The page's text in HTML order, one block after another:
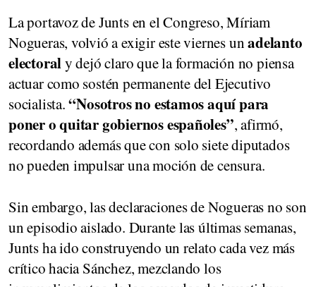
La portavoz de Junts en el Congreso, Míriam
Nogueras, volvió a exigir este viernes unadelanto
electoraly dejó claro que la formación no piensa
actuar como sostén permanente del Ejecutivo
socialista.“Nosotros no estamos aquí para
poner o quitar gobiernos españoles”, afirmó,
recordando además que con solo siete diputados
no pueden impulsar una moción de censura.
Sin embargo, las declaraciones de Nogueras no son
un episodio aislado. Durante las últimas semanas,
Junts ha ido construyendo un relato cada vez más
crítico hacia Sánchez, mezclando los